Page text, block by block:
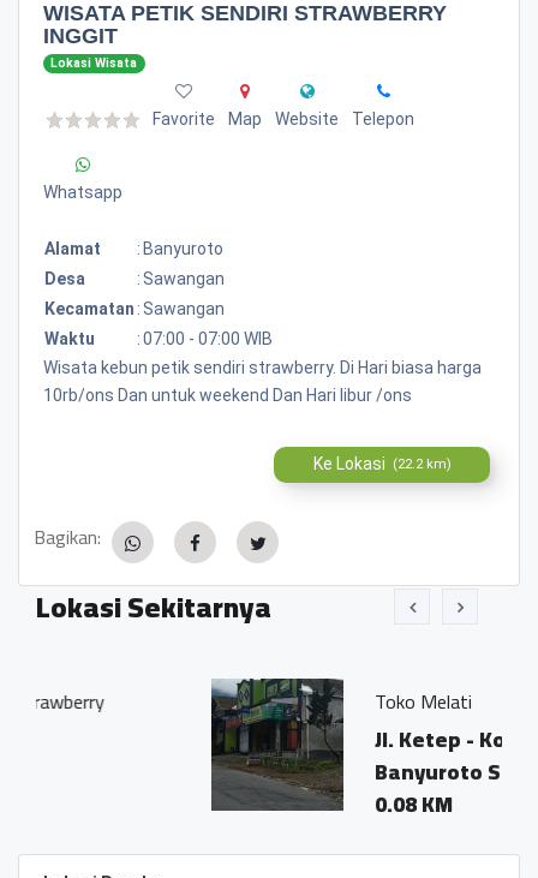
WISATA PETIK SENDIRI STRAWBERRY
INGGIT
Lokasi Wisata
Favorite Map Website Telepon
Whatsapp
Alamat : Banyuroto
Desa
: Sawangan
Kecamatan : Sawangan
Waktu
:07:00 - 07:00 WIB
Wisata kebun petik sendiri strawberry. Di Hari biasa harga
10rb/ons Dan untuk weekend Dan Hari libur /ons
Ke Lokasi (22.2 km)
Bagikan:
Lokasi Sekitarnya
Toko Melati
Jl. Ketep - Kopeng Km 15
Banyuroto Sawangan
0.08 KM